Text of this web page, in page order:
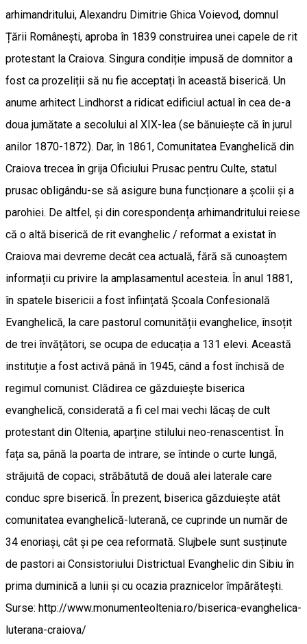
arhimandritului, Alexandru Dimitrie Ghica Voievod, domnul
Țării Românești, aproba în 1839 construirea unei capele de rit
protestant la Craiova. Singura condiție impusă de domnitor a
fost ca prozeliții să nu fie acceptați în această biserică. Un
anume arhitect Lindhorst a ridicat edificiul actual în cea de-a
doua jumătate a secolului al XIX-lea (se bănuiește că în jurul
anilor 1870-1872). Dar, în 1861, Comunitatea Evanghelică din
Craiova trecea în grija Oficiului Prusac pentru Culte, statul
prusac obligându-se să asigure buna funcționare a școlii și a
parohiei. De altfel, și din corespondența arhimandritului reiese
că o altă biserică de rit evanghelic / reformat a existat în
Craiova mai devreme decât cea actuală, fără să cunoaștem
informații cu privire la amplasamentul acesteia. În anul 1881,
în spatele bisericii a fost înființată Școala Confesională
Evanghelică, la care pastorul comunității evanghelice, însoțit
de trei învățători, se ocupa de educația a 131 elevi. Această
instituție a fost activă până în 1945, când a fost închisă de
regimul comunist. Clădirea ce găzduiește biserica
evanghelică, considerată a fi cel mai vechi lăcaș de cult
protestant din Oltenia, aparține stilului neo-renascentist. În
fața sa, până la poarta de intrare, se întinde o curte lungă,
străjuită de copaci, străbătută de două alei laterale care
conduc spre biserică. În prezent, biserica găzduiește atât
comunitatea evanghelică-luterană, ce cuprinde un număr de
34 enoriași, cât și pe cea reformată. Slujbele sunt susținute
de pastori ai Consistoriului Districtual Evanghelic din Sibiu în
prima duminică a lunii și cu ocazia praznicelor împărătești.
Surse: http://www.monumenteoltenia.ro/biserica-evanghelica-
luterana-craiova/